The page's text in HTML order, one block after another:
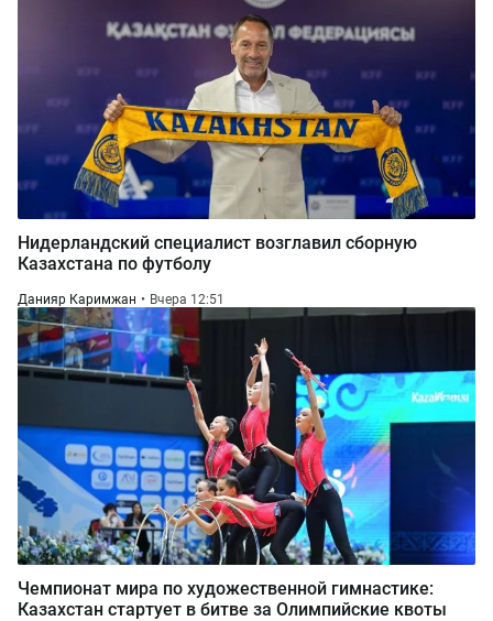
Нидерландский специалист возглавил сборную
Казахстана по футболу
Данияр Каримжан Вчера 12:51
Чемпионат мира по художественной гимнастике:
Казахстан стартует в битве за Олимпийские квоты